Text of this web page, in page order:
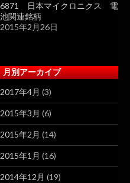
6871 日本マイクロニクス 電
池関連銘柄
2015年2月26日
月別アーカイブ
2017年4月 (3)
2015年3月 (6)
2015年2月 (14)
2015年1月 (16)
2014年12月 (19)